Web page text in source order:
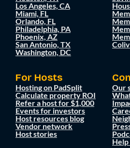
Los Angeles, CA
Miami, FL
Orlando, FL
Philadelphia, PA
Phoenix, AZ
San Antonio, TX
Washington, DC
For Hosts
Hosting on PadSplit
Calculate property ROI
Refer a host for $1,000
Events for investors
Host resources blog
Vendor network
Host stories
Our